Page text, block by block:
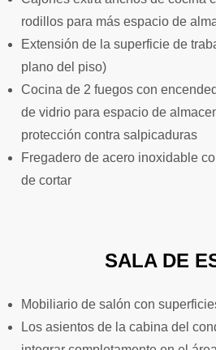
rodillos para más espacio de
Extensión de la superficie de
plano del piso)
Cocina de 2 fuegos con
de vidrio para espacio de
protección contra salpicaduras
Fregadero de acero inoxidable
de cortar
SALA DE
Mobiliario de salón con
Los asientos de la cabina del